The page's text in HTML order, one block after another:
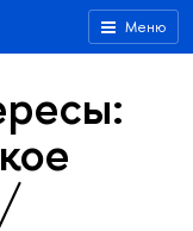
Меню